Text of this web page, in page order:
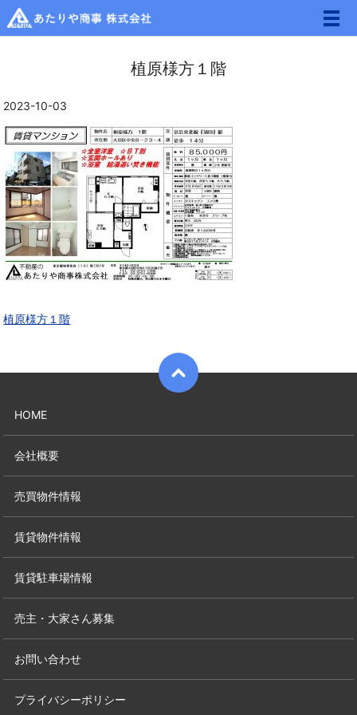
メ
植原様方１階
2023-10-03
植原様方１階
HOME
会社概要
売買物件情報
賃貸物件情報
賃貸駐車場情報
売主・大家さん募集
お問い合わせ
プライバシーポリシー